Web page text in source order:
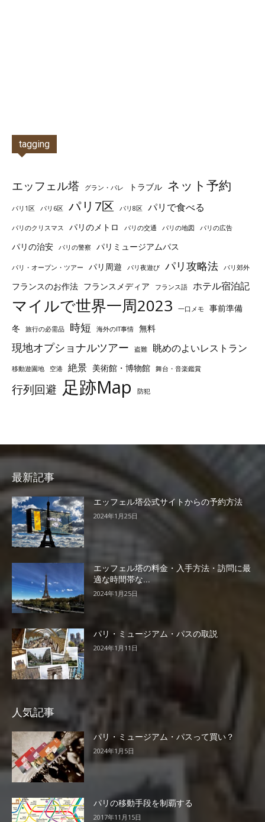
tagging
エッフェル塔 グラン・パレ トラブル ネット予約
パリ1区 パリ6区 パリ7区 パリ8区 パリで食べる
パリのクリスマス パリのメトロ パリの交通 パリの地図 パリの広告
パリの治安 パリの警察 パリミュージアムパス
パリ・オープン・ツアー パリ周遊 パリ夜遊び パリ攻略法 パリ郊外
フランスのお作法 フランスメディア フランス語 ホテル宿泊記
マイルで世界一周2023 一口メモ
事前準備
冬
旅行の必需品 時短 海外のIT事情 無料
現地オプショナルツアー 盗難 眺めのよいレストラン
移動遊園地 空港 絶景 美術館・博物館 舞台・音楽鑑賞
行列回避 足跡Map 防犯
最新記事
エッフェル塔公式サイトからの予約方法
2024年1月25日
エッフェル塔の料金・入手方法・訪問に最
適な時間帯な...
2024年1月25日
パリ・ミュージアム・パスの取説
2024年1月11日
人気記事
パリ・ミュージアム・パスって買い？
2024年1月5日
パリの移動手段を制覇する
2017年11月15日